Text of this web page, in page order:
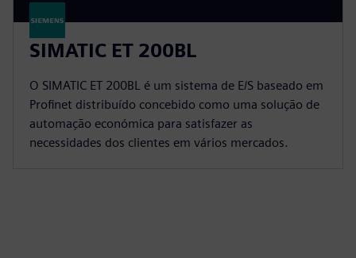
SIMATIC ET 200BL
O SIMATIC ET 200BL é um sistema de E/S baseado em
Profinet distribuído concebido como uma solução de
automação económica para satisfazer as
necessidades dos clientes em vários mercados.